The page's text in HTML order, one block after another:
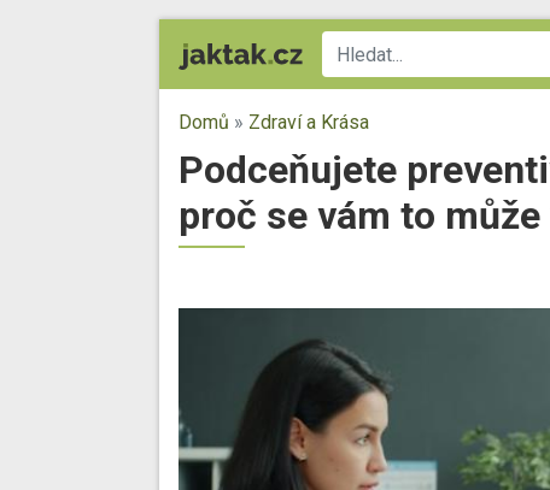
Domů » Zdraví a Krása
Podceňujete
proč se vám to